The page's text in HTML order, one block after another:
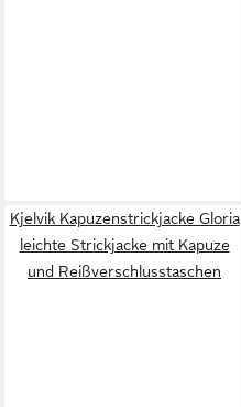
Kjelvik Kapuzenstrickjacke Gloria
leichte Strickjacke mit Kapuze
und Reißverschlusstaschen